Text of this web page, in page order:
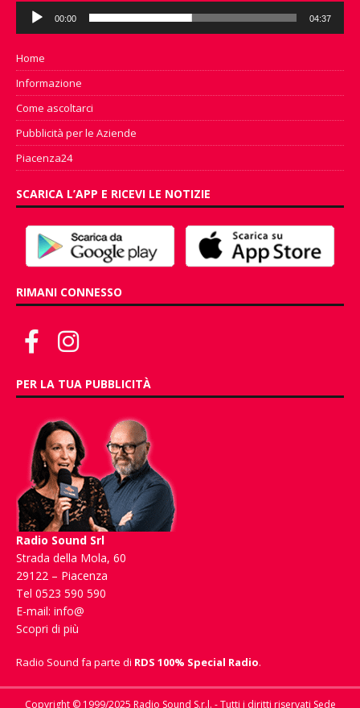
Audio
Player
00:00 04:37
Home
Informazione
Come ascoltarci
Pubblicità per le Aziende
Piacenza24
SCARICA L’APP E RICEVI LE NOTIZIE
RIMANI CONNESSO
PER LA TUA PUBBLICITÀ
Radio Sound Srl
Strada della Mola, 60
29122 – Piacenza
Tel 0523 590 590
E-mail: info@
Scopri di più
Radio Sound fa parte di RDS 100% Special Radio.
Copyright © 1999/2025 Radio Sound S.r.l. - Tutti i diritti riservati Sede